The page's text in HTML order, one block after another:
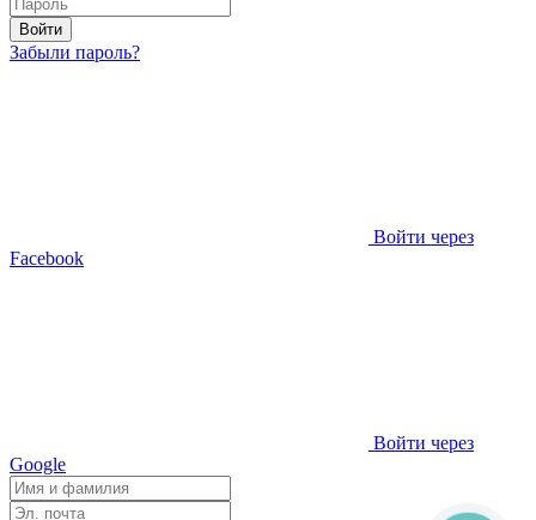
Войти
Забыли пароль?
Войти через
Facebook
Войти через
Google